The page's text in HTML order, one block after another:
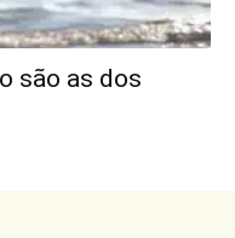
são as dos